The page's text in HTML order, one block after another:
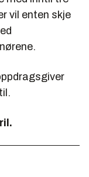
vil enten skje